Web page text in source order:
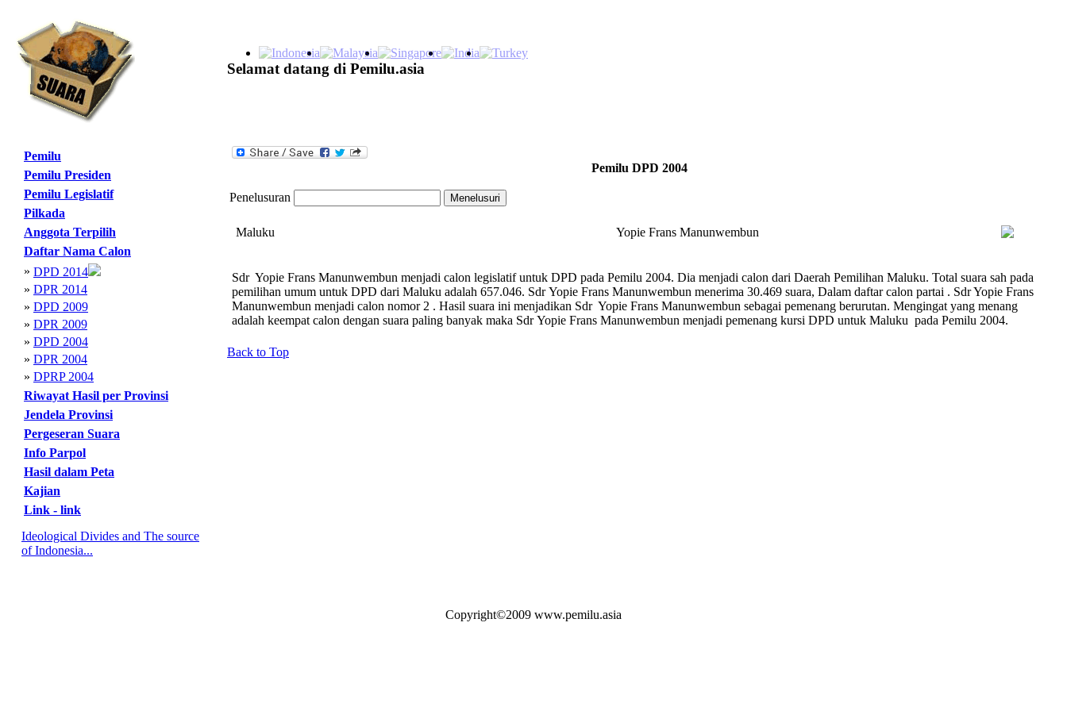
Selamat datang di Pemilu.asia
Pemilu
Pemilu Presiden
Pemilu Legislatif
Pilkada
Anggota Terpilih
Daftar Nama Calon
» DPD 2014
» DPR 2014
» DPD 2009
» DPR 2009
» DPD 2004
» DPR 2004
» DPRP 2004
Riwayat Hasil per Provinsi
Jendela Provinsi
Pergeseran Suara
Info Parpol
Hasil dalam Peta
Kajian
Link - link
Ideological Divides and The source
of Indonesia...
Pemilu DPD 2004
Penelusuran
Maluku Yopie Frans Manunwembun
Sdr Yopie Frans Manunwembun menjadi calon legislatif untuk DPD pada Pemilu 2004. Dia menjadi calon dari Daerah Pemilihan Maluku. Total suara sah pada
pemilihan umum untuk DPD dari Maluku adalah 657.046. Sdr Yopie Frans Manunwembun menerima 30.469 suara, Dalam daftar calon partai . Sdr Yopie Frans
Manunwembun menjadi calon nomor 2 . Hasil suara ini menjadikan Sdr Yopie Frans Manunwembun sebagai pemenang berurutan. Mengingat yang menang
adalah keempat calon dengan suara paling banyak maka Sdr Yopie Frans Manunwembun menjadi pemenang kursi DPD untuk Maluku pada Pemilu 2004.
Back to Top
Copyright©2009 www.pemilu.asia